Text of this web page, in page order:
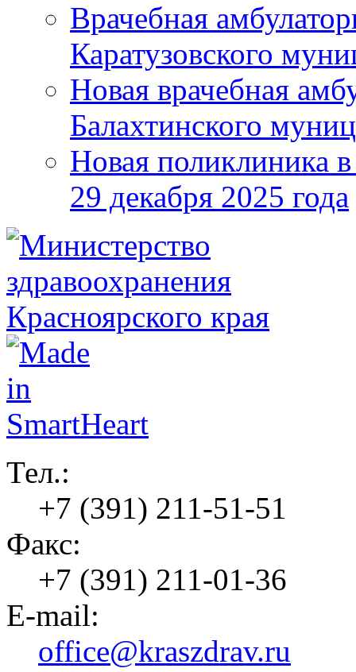
Врачебная
Каратузовского
Новая врачебная
Балахтинского
Новая поликлиника
29 декабря 2025 года
Тел.:
+7 (391) 211-51-51
Факс:
+7 (391) 211-01-36
E-mail:
office@kraszdrav.ru